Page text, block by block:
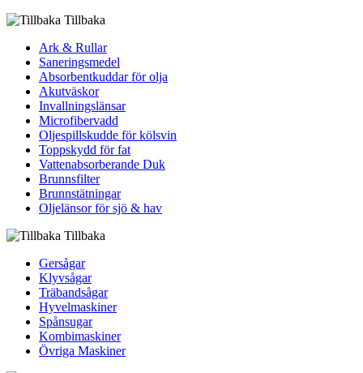
Tillbaka
Ark & Rullar
Saneringsmedel
Absorbentkuddar för olja
Akutväskor
Invallningslänsar
Microfibervadd
Oljespillskudde för kölsvin
Toppskydd för fat
Vattenabsorberande Duk
Brunnsfilter
Brunnstätningar
Oljelänsor för sjö & hav
Tillbaka
Gersågar
Klyvsågar
Träbandsågar
Hyvelmaskiner
Spånsugar
Kombimaskiner
Övriga Maskiner